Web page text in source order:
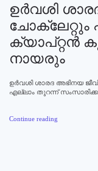
ഉര്‍വശി
ചോക്ലേറ്റും
ക്യാപ്റ്റന്‍
നായരും
ഉര്‍വശി ശാരദ അഭിനയ
എല്ലാം തുറന്ന്
Continue reading